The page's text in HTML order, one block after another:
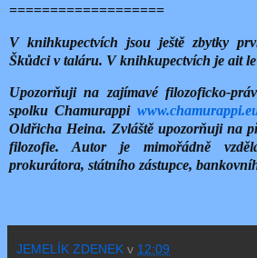
===================
V knihkupectvích jsou ještě zbytky
Škůdci v taláru. V knihkupectvích je ait
Upozorňuji na zajímavé filozoficko-
spolku Chamurappi
Oldřicha Heina. Zvláště upozorňuji na
filozofie. Autor je mimořádně
prokurátora, státního zástupce,
JEMELÍK ZDENEK v 12:09